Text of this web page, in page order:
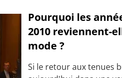
Pourquoi les
2010 reviennent-
mode ?
Si le retour aux tenues